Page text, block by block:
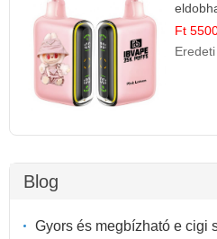
Ft
Eredeti
Blog
Gyors és megbízható e cigi